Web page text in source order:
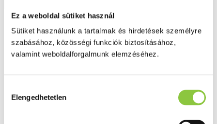
Ez a weboldal sütiket használ
Sütiket használunk a tartalmak és hirdetések személyre
szabásához, közösségi funkciók biztosításához,
valamint weboldalforgalmunk elemzéséhez.
kiválasztása
Elengedhetetlen